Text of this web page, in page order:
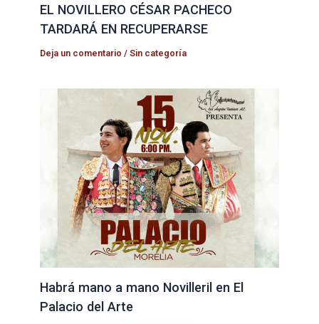
EL NOVILLERO CÉSAR PACHECO
TARDARÁ EN RECUPERARSE
Deja un comentario /Sin categoría
Habrá mano a mano Novilleril en El
Palacio del Arte